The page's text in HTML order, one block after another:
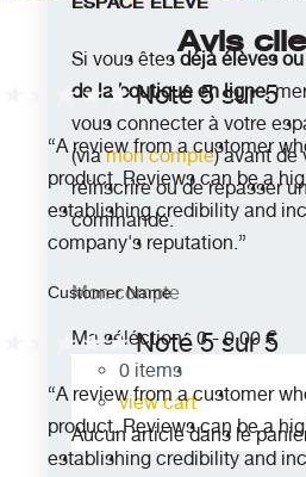
Si vous êtesdéjà élèves
de la boutique en ligne,
vous connecter à votre
(viamon compte) avant de
réinscrire ou de repasser
commande.
Mon compte
Ma séléction : 0-0,00 €
0 items
view cart
Aucun article dans le
Avis
★★★ Noté 5 sur 5
“A review from a customer
product. Reviews can be a
establishing credibility and
company's reputation.”
Customer Name
★★★ Noté 5 sur 5
“A review from a customer
product. Reviews can be a
establishing credibility and